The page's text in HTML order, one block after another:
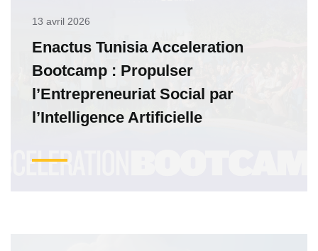
13 avril 2026
Enactus Tunisia Acceleration
Bootcamp : Propulser
l’Entrepreneuriat Social par
l’Intelligence Artificielle